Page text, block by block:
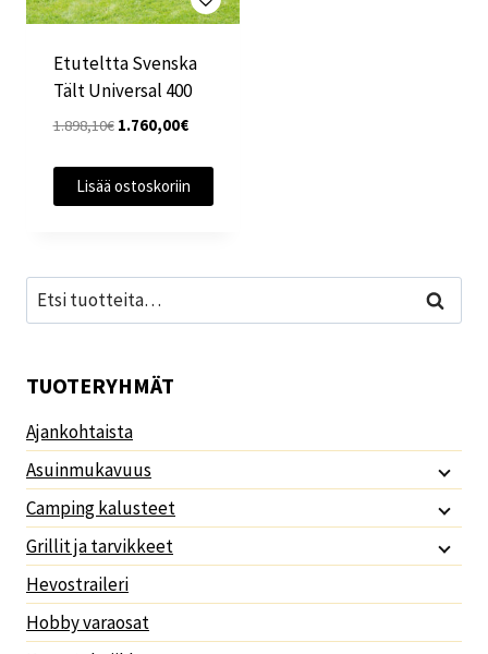
Etuteltta Svenska
Tält Universal 400
1.898,10€ Alkuperäinen
1.760,00€Nykyinen
1.760,00€.
Lisää ostoskoriin
Etsi: Haku
TUOTERYHMÄT
Ajankohtaista
Asuinmukavuus
Camping kalusteet
Grillit ja tarvikkeet
Hevostraileri
Hobby varaosat